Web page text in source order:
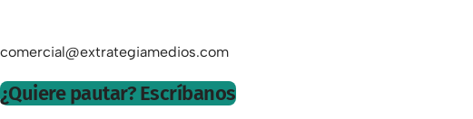
comercial@extrategiamedios.com
¿Quiere pautar? Escríbanos